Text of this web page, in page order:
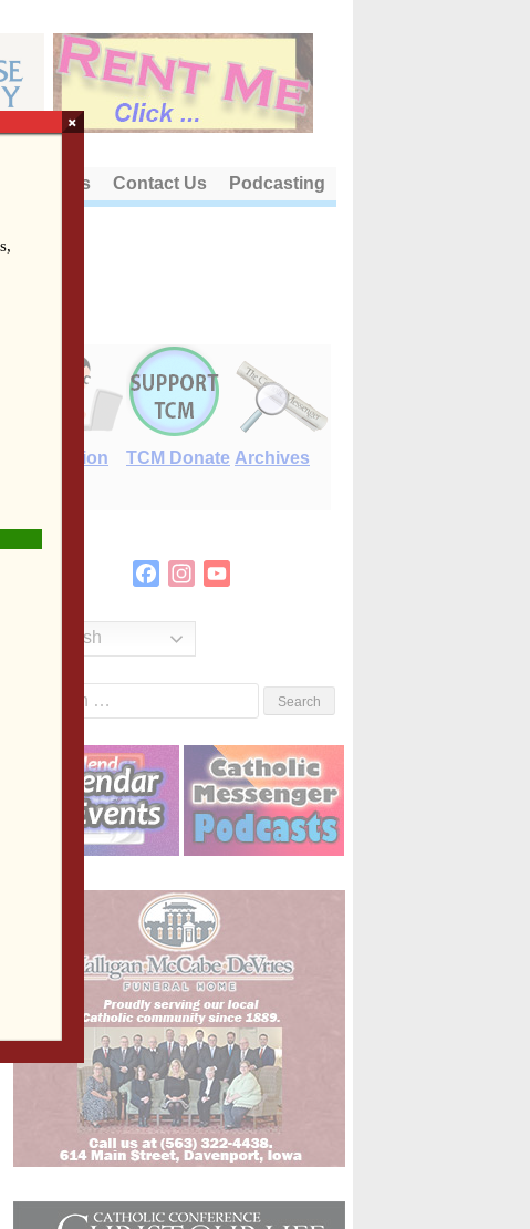
About Us Contact Us Podcasting
E-Edition TCM Donate Archives
FacebookInstagram
English
×